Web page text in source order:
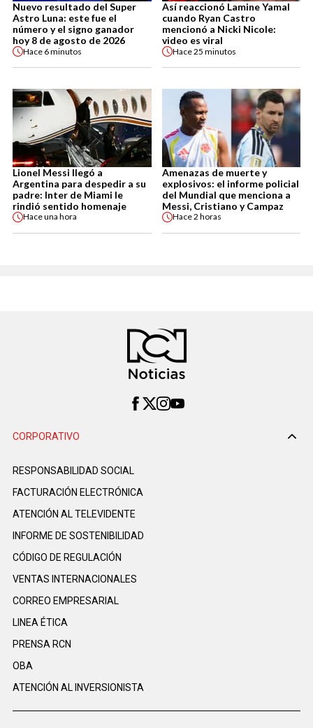
Nuevo resultado del Super
Astro Luna: este fue el
número y el signo ganador
hoy 8 de agosto de 2026
Hace 6 minutos
Así reaccionó Lamine Yamal
cuando Ryan Castro
mencionó a Nicki Nicole:
video es viral
Hace25 minutos
Lionel Messi llegó a
Argentina para despedir a su
padre: Inter de Miami le
rindió sentido homenaje
Haceuna hora
Amenazas de muerte y
explosivos: el informe policial
del Mundial que menciona a
Messi, Cristiano y Campaz
Hace2 horas
CORPORATIVO
RESPONSABILIDAD SOCIAL
FACTURACIÓN ELECTRÓNICA
ATENCIÓN AL TELEVIDENTE
INFORME DE SOSTENIBILIDAD
CÓDIGO DE REGULACIÓN
VENTAS INTERNACIONALES
CORREO EMPRESARIAL
LINEA ÉTICA
PRENSA RCN
OBA
ATENCIÓN AL INVERSIONISTA